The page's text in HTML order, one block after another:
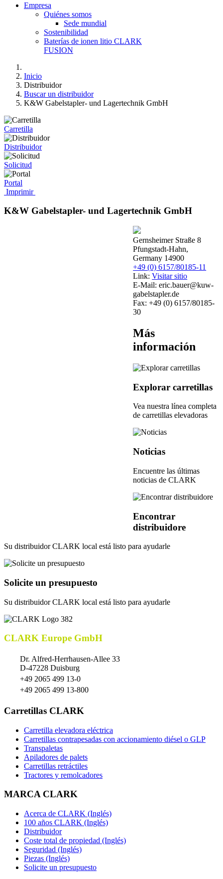
Empresa
Quiénes somos
Sede mundial
Sostenibilidad
Baterías de ionen litio CLARK
FUSION
Inicio
Distribuidor
Buscar un distribuidor
K&W Gabelstapler- und Lagertechnik GmbH
Carretilla
Distribuidor
Solicitud
Portal
Imprimir
K&W Gabelstapler- und Lagertechnik GmbH
Gernsheimer Straße 8
Pfungstadt-Hahn,
Germany 14900
+49 (0) 6157/80185-11
Link:Visitar sitio
E-Mail:eric.bauer@kuw-
gabelstapler.de
Fax:+49 (0) 6157/80185-
30
Más
información
Explorar carretillas
Vea nuestra línea completa
de carretillas elevadoras
Noticias
Encuentre las últimas
noticias de CLARK
Encontrar
distribuidore
Su distribuidor CLARK local está listo para ayudarle
Solicite un presupuesto
Su distribuidor CLARK local está listo para ayudarle
CLARK Europe GmbH
Dr. Alfred-Herrhausen-Allee 33
D-47228 Duisburg
+49 2065 499 13-0
+49 2065 499 13-800
Carretillas CLARK
Carretilla elevadora eléctrica
Carretillas contrapesadas con accionamiento diésel o GLP
Transpaletas
Apiladores de palets
Carretillas retráctiles
Tractores y remolcadores
MARCA CLARK
Acerca de CLARK (Inglés)
100 años CLARK (Inglés)
Distribuidor
Coste total de propiedad (Inglés)
Seguridad (Inglés)
Piezas (Inglés)
Solicite un presupuesto